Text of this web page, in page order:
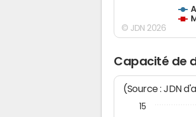
© JDN 2026
Capacité de
(Source : JDN
15